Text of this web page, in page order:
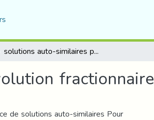
solutions auto-similaires pour EDPs d'évolution fractionnaire
fractionnaire
de solutions auto-similaires Pour